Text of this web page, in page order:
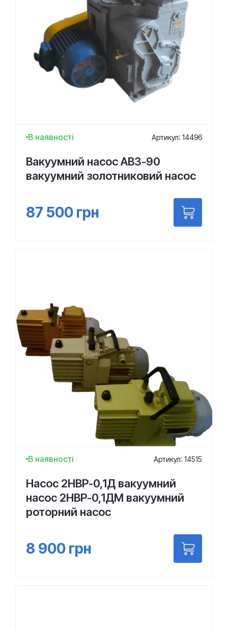
В наявності Артикул: 14496
Вакуумний насос АВЗ-90
вакуумний золотниковий насос
87 500 грн
В наявності Артикул: 14515
Насос 2НВР-0,1Д вакуумний
насос 2НВР-0,1ДМ вакуумний
роторний насос
8 900 грн